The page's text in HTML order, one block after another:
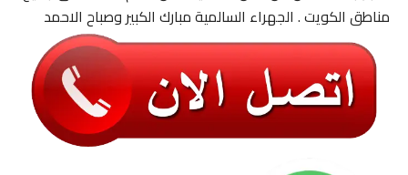
مناطق الكويت . الجهراء السالمية مبارك الكبير وصباح الاحمد